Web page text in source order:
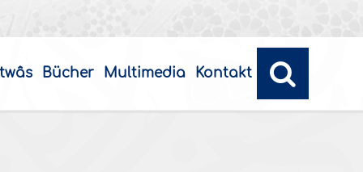
Bücher Multimedia Kontakt